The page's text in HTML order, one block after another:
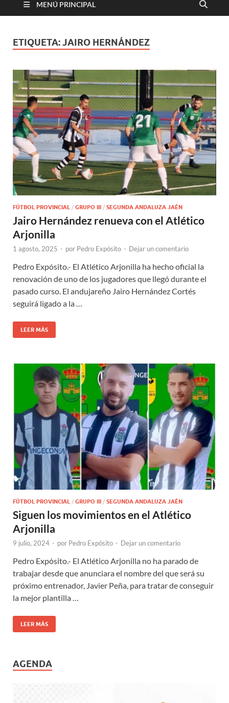
MENÚ PRINCIPAL
ETIQUETA:JAIRO HERNÁNDEZ
FÚTBOL PROVINCIAL / GRUPO III / SEGUNDA ANDALUZA JAÉN
Jairo Hernández renueva con el Atlético
Arjonilla
1 agosto, 2025 - por Pedro Expósito - Dejar un comentario
Pedro Expósito.- El Atlético Arjonilla ha hecho oficial la
renovación de uno de los jugadores que llegó durante el
pasado curso. El andujareño Jairo Hernández Cortés
seguirá ligado a la …
LEER MÁS
FÚTBOL PROVINCIAL / GRUPO III / SEGUNDA ANDALUZA JAÉN
Siguen los movimientos en el Atlético
Arjonilla
9 julio, 2024 - por Pedro Expósito - Dejar un comentario
Pedro Expósito.- El Atlético Arjonilla no ha parado de
trabajar desde que anunciara el nombre del que será su
próximo entrenador, Javier Peña, para tratar de conseguir
la mejor plantilla …
LEER MÁS
AGENDA